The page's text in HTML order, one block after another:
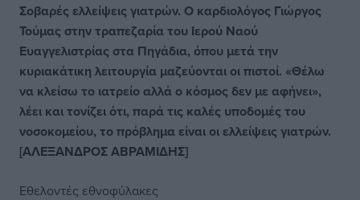
Σοβαρές ελλείψεις γιατρών. Ο καρδιολόγος Γιώργος
Τούμας στην τραπεζαρία του Ιερού Ναού
Ευαγγελιστρίας στα Πηγάδια, όπου μετά την
κυριακάτικη λειτουργία μαζεύονται οι πιστοί. «Θέλω
να κλείσω το ιατρείο αλλά ο κόσμος δεν με αφήνει»,
λέει και τονίζει ότι, παρά τις καλές υποδομές του
νοσοκομείου, το πρόβλημα είναι οι ελλείψεις γιατρών.
[ΑΛΕΞΑΝΔΡΟΣ ΑΒΡΑΜΙΔΗΣ]
Εθελοντές εθνοφύλακες